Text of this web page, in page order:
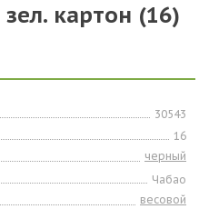
зел. картон (16)
30543
16
черный
Чабао
весовой